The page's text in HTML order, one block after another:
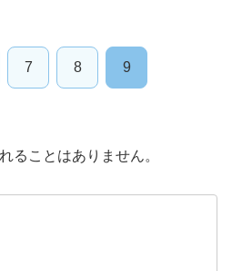
7 8 9
ることはありません。